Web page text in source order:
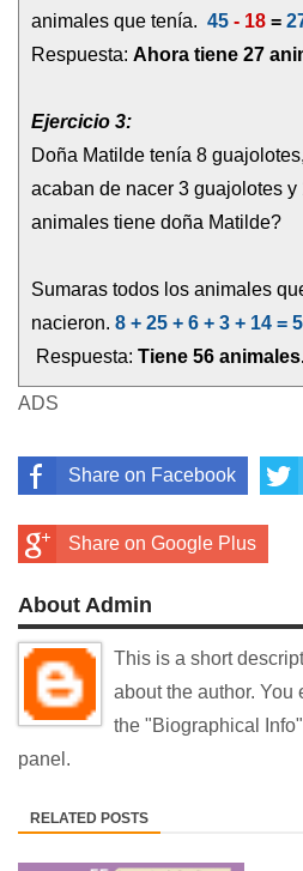
animales que tenía. 45 - 18 =
Respuesta: Ahora tiene 27
Ejercicio 3:
Doña Matilde tenía 8
acaban de nacer 3 guajolotes
animales tiene doña Matilde?
Sumaras todos los animales
nacieron. 8 + 25 + 6 + 3 + 14 =
Respuesta: Tiene 56
ADS
Share on Facebook
Share on Google Plus
About Admin
This is a short
about the author. You
the "Biographical
panel.
RELATED POSTS